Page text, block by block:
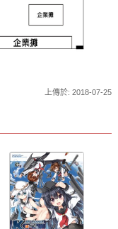
上傳於: 2018-07-25